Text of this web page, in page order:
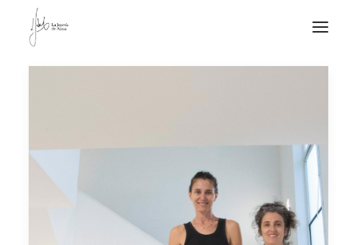
APUNTES
QUIÉN SOY